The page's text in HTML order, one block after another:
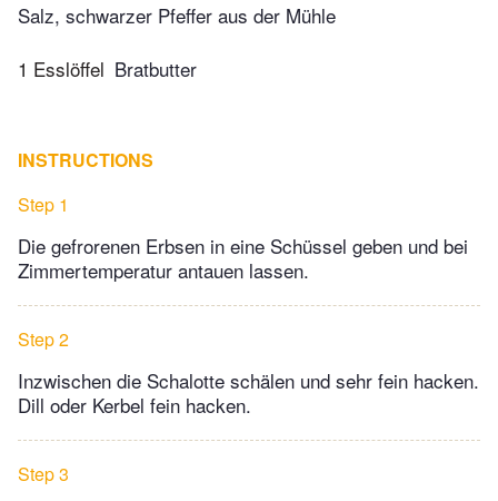
Salz, schwarzer Pfeffer aus der Mühle
1 Esslöffel Bratbutter
INSTRUCTIONS
Step 1
Die gefrorenen Erbsen in eine Schüssel geben und bei
Zimmertemperatur antauen lassen.
Step 2
Inzwischen die Schalotte schälen und sehr fein hacken.
Dill oder Kerbel fein hacken.
Step 3